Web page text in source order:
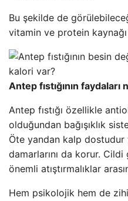
Bu şekilde de
vitamin ve protein
Antep fıstığının faydaları
Antep fıstığı özellikle
olduğundan bağışıklık
Öte yandan kalp dostudur
damarlarını da korur.
önemli atıştırmalıklar
Hem psikolojik hem de